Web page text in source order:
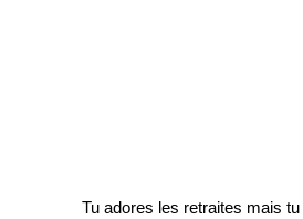
Tu adores les retraites mais tu